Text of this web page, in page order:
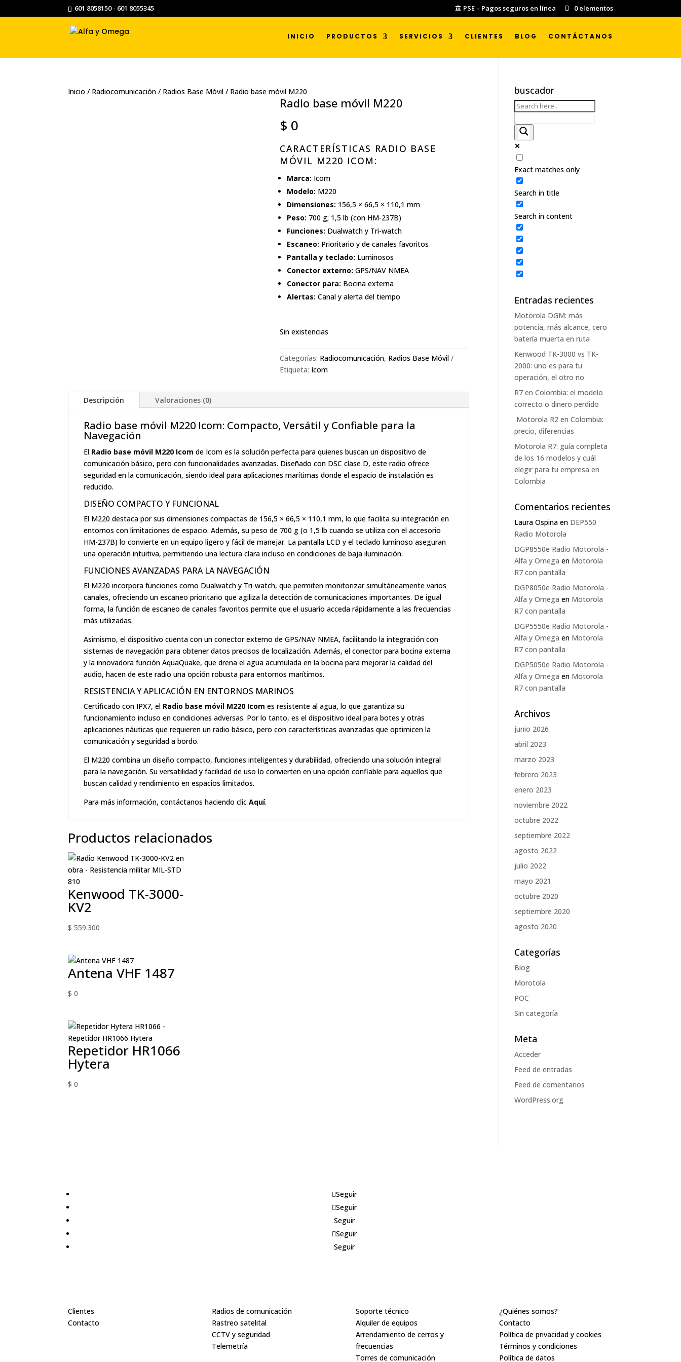
601 8058150 - 601 8055345 PSE – Pagos seguros en línea 0 elementos
INICIO PRODUCTOS SERVICIOS CLIENTES BLOG CONTÁCTANOS
Inicio / Radiocomunicación / Radios Base Móvil / Radio base móvil M220
Radio base móvil M220
$ 0
CARACTERÍSTICAS RADIO BASE
MÓVIL M220 ICOM:
Marca: Icom
Modelo: M220
Dimensiones: 156,5 × 66,5 × 110,1 mm
Peso: 700 g; 1,5 lb (con HM-237B)
Funciones: Dualwatch y Tri-watch
Escaneo: Prioritario y de canales favoritos
Pantalla y teclado: Luminosos
Conector externo: GPS/NAV NMEA
Conector para: Bocina externa
Alertas: Canal y alerta del tiempo
Sin existencias
Categorías: Radiocomunicación, Radios Base Móvil
Etiqueta: Icom
Descripción Valoraciones (0)
Radio base móvil M220 Icom: Compacto, Versátil y Confiable para la
Navegación
El Radio base móvil M220 Icom de Icom es la solución perfecta para quienes buscan un dispositivo de
comunicación básico, pero con funcionalidades avanzadas. Diseñado con DSC clase D, este radio ofrece
seguridad en la comunicación, siendo ideal para aplicaciones marítimas donde el espacio de instalación es
reducido.
DISEÑO COMPACTO Y FUNCIONAL
El M220 destaca por sus dimensiones compactas de 156,5 × 66,5 × 110,1 mm, lo que facilita su integración en
entornos con limitaciones de espacio. Además, su peso de 700 g (o 1,5 lb cuando se utiliza con el accesorio
HM-237B) lo convierte en un equipo ligero y fácil de manejar. La pantalla LCD y el teclado luminoso aseguran
una operación intuitiva, permitiendo una lectura clara incluso en condiciones de baja iluminación.
FUNCIONES AVANZADAS PARA LA NAVEGACIÓN
El M220 incorpora funciones como Dualwatch y Tri-watch, que permiten monitorizar simultáneamente varios
canales, ofreciendo un escaneo prioritario que agiliza la detección de comunicaciones importantes. De igual
forma, la función de escaneo de canales favoritos permite que el usuario acceda rápidamente a las frecuencias
más utilizadas.
Asimismo, el dispositivo cuenta con un conector externo de GPS/NAV NMEA, facilitando la integración con
sistemas de navegación para obtener datos precisos de localización. Además, el conector para bocina externa
y la innovadora función AquaQuake, que drena el agua acumulada en la bocina para mejorar la calidad del
audio, hacen de este radio una opción robusta para entornos marítimos.
RESISTENCIA Y APLICACIÓN EN ENTORNOS MARINOS
Certificado con IPX7, el Radio base móvil M220 Icom es resistente al agua, lo que garantiza su
funcionamiento incluso en condiciones adversas. Por lo tanto, es el dispositivo ideal para botes y otras
aplicaciones náuticas que requieren un radio básico, pero con características avanzadas que optimicen la
comunicación y seguridad a bordo.
El M220 combina un diseño compacto, funciones inteligentes y durabilidad, ofreciendo una solución integral
para la navegación. Su versatilidad y facilidad de uso lo convierten en una opción confiable para aquellos que
buscan calidad y rendimiento en espacios limitados.
Para más información, contáctanos haciendo clicAquí.
Productos relacionados
Kenwood TK-3000-
KV2
$ 559.300
Antena VHF 1487
$ 0
Repetidor HR1066
Hytera
$ 0
buscador
Exact matches only
Search in title
Search in content
Entradas recientes
Motorola DGM: más
potencia, más alcance, cero
batería muerta en ruta
Kenwood TK-3000 vs TK-
2000: uno es para tu
operación, el otro no
R7 en Colombia: el modelo
correcto o dinero perdido
Motorola R2 en Colombia:
precio, diferencias
Motorola R7: guía completa
de los 16 modelos y cuál
elegir para tu empresa en
Colombia
Comentarios recientes
Laura Ospina en DEP550
Radio Motorola
DGP8550e Radio Motorola -
Alfa y Omega en Motorola
R7 con pantalla
DGP8050e Radio Motorola -
Alfa y Omega en Motorola
R7 con pantalla
DGP5550e Radio Motorola -
Alfa y Omega en Motorola
R7 con pantalla
DGP5050e Radio Motorola -
Alfa y Omega en Motorola
R7 con pantalla
Archivos
junio 2026
abril 2023
marzo 2023
febrero 2023
enero 2023
noviembre 2022
octubre 2022
septiembre 2022
agosto 2022
julio 2022
mayo 2021
octubre 2020
septiembre 2020
agosto 2020
Categorías
Blog
Morotola
POC
Sin categoría
Meta
Acceder
Feed de entradas
Feed de comentarios
WordPress.org
Seguir
Seguir
Seguir
Seguir
Seguir
Clientes
Contacto
Radios de comunicación
Rastreo satelital
CCTV y seguridad
Telemetría
Soporte técnico
Alquiler de equipos
Arrendamiento de cerros y
frecuencias
Torres de comunicación
¿Quiénes somos?
Contacto
Política de privacidad y cookies
Términos y condiciones
Política de datos